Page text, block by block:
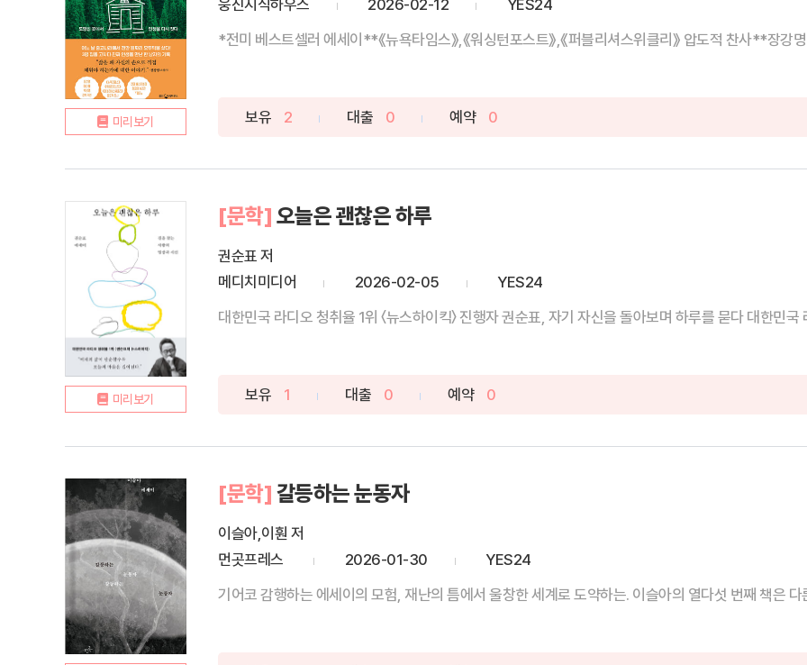
미리보기
웅진지식하우스
2026-02-12
YES24
*전미 베스트셀러 에세이**《뉴욕타임스》,《워싱턴포스트》,《퍼블리셔스위클리》 압도적 찬사**장강명
보유 2 대출 0 예약 0
미리보기
[문학] 오늘은 괜찮은 하루
권순표 저
메디치미디어
2026-02-05
YES24
대한민국 라디오 청취율 1위 〈뉴스하이킥〉 진행자 권순표, 자기 자신을 돌아보며 하루를 묻다 대한민국
보유 1 대출 0 예약 0
[문학] 갈등하는 눈동자
이슬아,이훤 저
먼곳프레스
2026-01-30
YES24
기어코 감행하는 에세이의 모험, 재난의 틈에서 울창한 세계로 도약하는. 이슬아의 열다섯 번째 책은 다